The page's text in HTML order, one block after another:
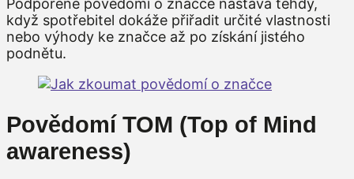
Podpořené povědomí o značce nastává tehdy,
když spotřebitel dokáže přiřadit určité vlastnosti
nebo výhody ke značce až po získání jistého
podnětu.
Povědomí TOM (Top of Mind
awareness)